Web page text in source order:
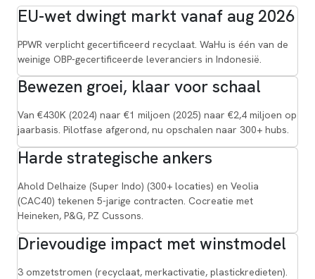
EU-wet dwingt markt vanaf aug 2026
PPWR verplicht gecertificeerd recyclaat. WaHu is één van de
weinige OBP-gecertificeerde leveranciers in Indonesië.
Bewezen groei, klaar voor schaal
Van €430K (2024) naar €1 miljoen (2025) naar €2,4 miljoen op
jaarbasis. Pilotfase afgerond, nu opschalen naar 300+ hubs.
Harde strategische ankers
Ahold Delhaize (Super Indo) (300+ locaties) en Veolia
(CAC40) tekenen 5-jarige contracten. Cocreatie met
Heineken, P&G, PZ Cussons.
Drievoudige impact met winstmodel
3 omzetstromen (recyclaat, merkactivatie, plastickredieten).